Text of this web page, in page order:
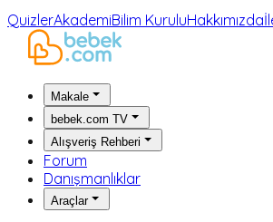
QuizlerAkademiBilim KuruluHakkımızda
Makale
bebek.com TV
Alışveriş Rehberi
Forum
Danışmanlıklar
Araçlar